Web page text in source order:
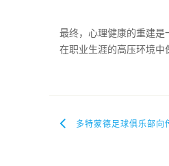
最终，心理健康的重建
在职业生涯的高压环境中
多特蒙德足球俱乐部向